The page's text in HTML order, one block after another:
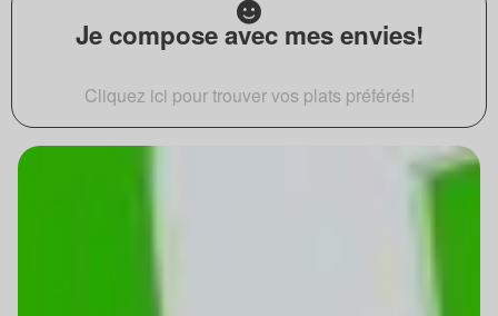
Je compose avec mes envies!
Cliquez ici pour trouver vos plats préférés!